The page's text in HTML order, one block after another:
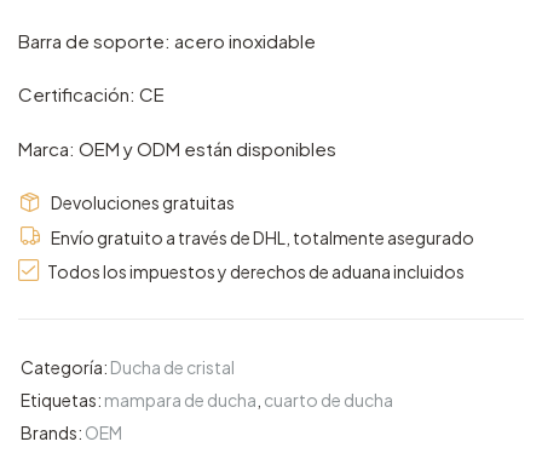
Barra de soporte: acero inoxidable
Certificación: CE
Marca: OEM y ODM están disponibles
Devoluciones gratuitas
Envío gratuito a través de DHL, totalmente asegurado
Todos los impuestos y derechos de aduana incluidos
Categoría: Ducha de cristal
Etiquetas: mampara de ducha cuarto de ducha
Brands: OEM